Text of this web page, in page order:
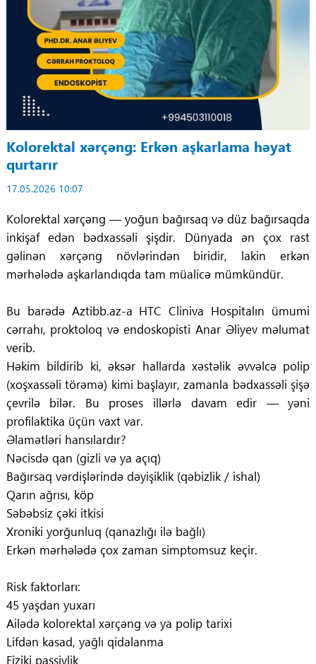
Kolorektal xərçəng: Erkən aşkarlama həyat
qurtarır
17.05.2026 10:07
Kolorektal xərçəng — yoğun bağırsaq və düz bağırsaqda
inkişaf edən bədxassəli şişdir. Dünyada ən çox rast
gəlinən xərçəng növlərindən biridir, lakin erkən
mərhələdə aşkarlandıqda tam müalicə mümkündür.
Bu barədə Aztibb.az-a HTC Cliniva Hospitalın ümumi
cərrahı, proktoloq və endoskopisti Anar Əliyev məlumat
verib.
Həkim bildirib ki, əksər hallarda xəstəlik əvvəlcə polip
(xoşxassəli törəmə) kimi başlayır, zamanla bədxassəli şişə
çevrilə bilər. Bu proses illərlə davam edir — yəni
profilaktika üçün vaxt var.
Əlamətləri hansılardır?
Nəcisdə qan (gizli və ya açıq)
Bağırsaq vərdişlərində dəyişiklik (qəbizlik / ishal)
Qarın ağrısı, köp
Səbəbsiz çəki itkisi
Xroniki yorğunluq (qanazlığı ilə bağlı)
Erkən mərhələdə çox zaman simptomsuz keçir.
Risk faktorları:
45 yaşdan yuxarı
Ailədə kolorektal xərçəng və ya polip tarixi
Lifdən kasad, yağlı qidalanma
Fiziki passivlik